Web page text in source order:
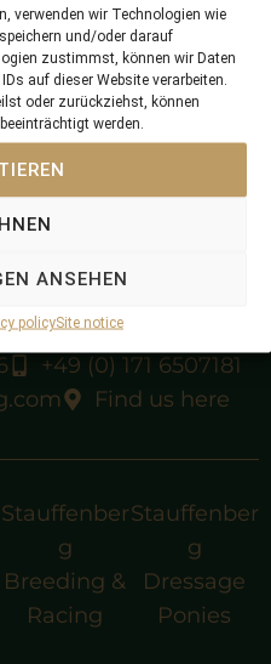
verwenden wir Technologien wie
und/oder darauf
zustimmst, können wir Daten
auf dieser Website verarbeiten.
oder zurückziehst, können
werden.
ANSEHEN
policySite notice
+49 (0) 171 6507181
Find us here
Stauffenber
g
Breeding &
Racing
Stauffenber
g
Dressage
Ponies